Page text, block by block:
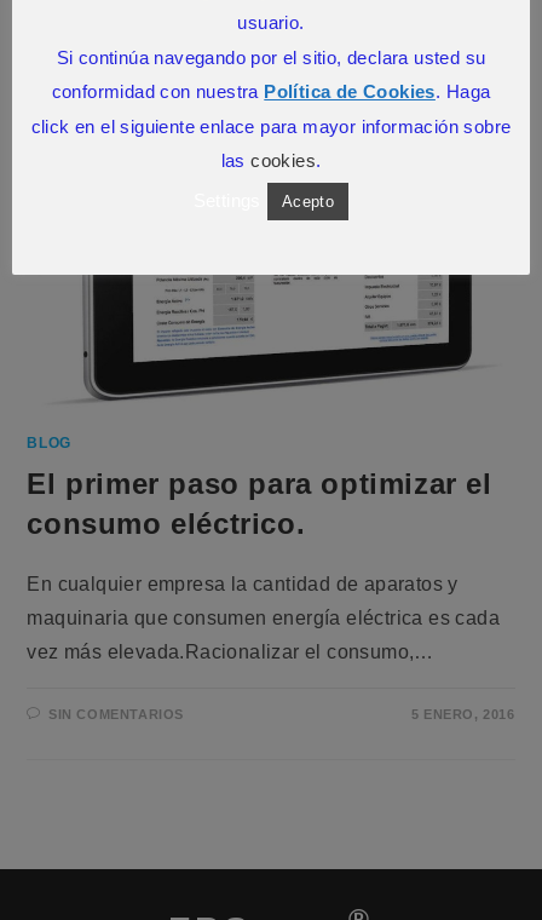
BLOG
El primer paso para optimizar el
consumo eléctrico.
En cualquier empresa la cantidad de aparatos y
maquinaria que consumen energía eléctrica es cada
vez más elevada.Racionalizar el consumo,…
SIN COMENTARIOS 5 ENERO, 2016
usuario.
Si continúa navegando por el sitio, declara usted su
conformidad con nuestra Política de Cookies. Haga
click en el siguiente enlace para mayor información sobre
lascookies.
Acepto